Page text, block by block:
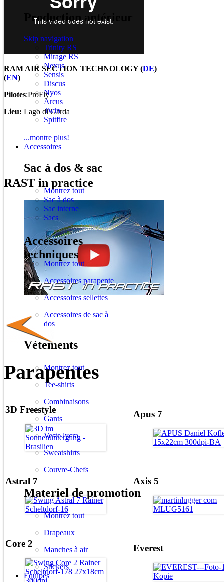
Production antérieur
Skip navigation
Trinity RS
Mirage RS
Nexus
Sensis
Discus
Nyos
Arcus
Twin
Spitfire
...montre plus!
Accessoires
Sac à dos & sac
Montrez tout
Sac à dos
Sac interne
Sacs
Accessoires
techniques
Montrez tout
Accessoires parapente
Accessoires sellettes
Accessoires de sac à
dos
Vétements
Montrez tout
Tee-shirts
Combinaisons
Gants
Veste lycra
Sweatshirts
Couvre-Chefs
Materiel de promotion
Montrez tout
Drapeaux
Manches à air
Stickers
Équipes
RAM AIR SECTION TECHNOLOGY (DE)
(EN)
Pilotes:ProFly
Lieu: Lago di Garda
RAST in practice
Parapentes
3D Freestyle Apus 7
Astral 7 Axis 5
Core 2 Everest